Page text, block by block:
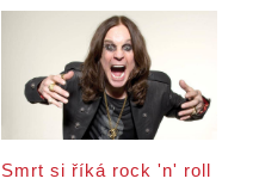
Smrt si říká rock 'n' roll